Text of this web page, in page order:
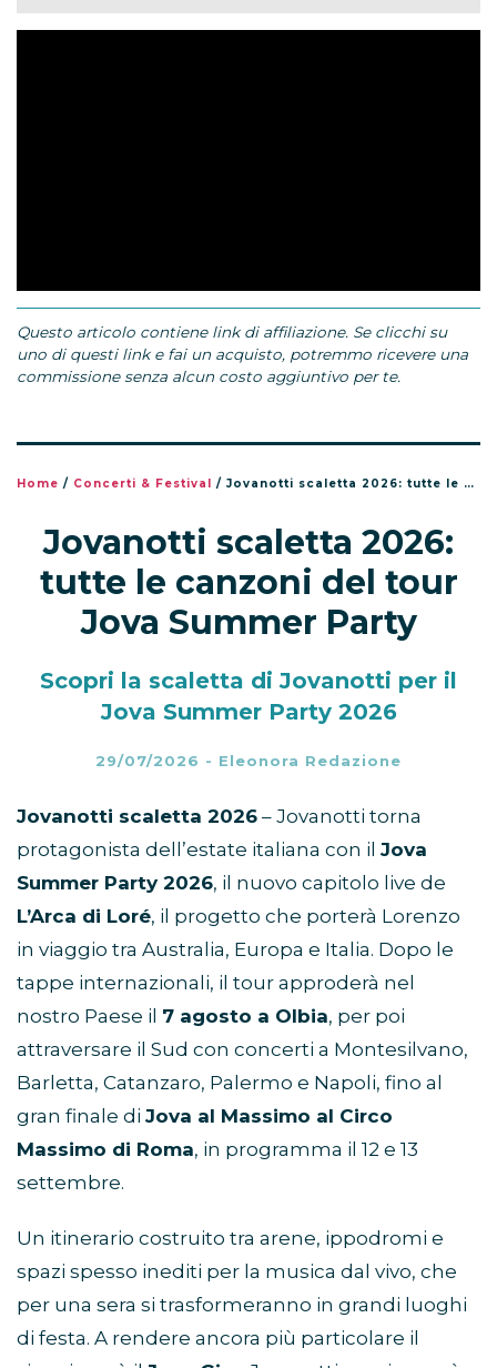
Questo articolo contiene link di affiliazione. Se clicchi su
uno di questi link e fai un acquisto, potremmo ricevere una
commissione senza alcun costo aggiuntivo per te.
Home / Concerti & Festival / Jovanotti scaletta 2026: tutte le canzoni del tour Jova Summer Party
Jovanotti scaletta 2026:
tutte le canzoni del tour
Jova Summer Party
Scopri la scaletta di Jovanotti per il
Jova Summer Party 2026
29/07/2026 - Eleonora Redazione
Jovanotti scaletta 2026 – Jovanotti torna
protagonista dell’estate italiana con il Jova
Summer Party 2026, il nuovo capitolo live de
L’Arca di Loré, il progetto che porterà Lorenzo
in viaggio tra Australia, Europa e Italia. Dopo le
tappe internazionali, il tour approderà nel
nostro Paese il 7 agosto a Olbia, per poi
attraversare il Sud con concerti a Montesilvano,
Barletta, Catanzaro, Palermo e Napoli, fino al
gran finale di Jova al Massimo al Circo
Massimo di Roma, in programma il 12 e 13
settembre.
Un itinerario costruito tra arene, ippodromi e
spazi spesso inediti per la musica dal vivo, che
per una sera si trasformeranno in grandi luoghi
di festa. A rendere ancora più particolare il